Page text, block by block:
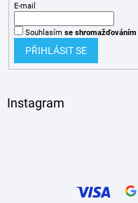
E-mail
Souhlasím se shromažďováním
PŘIHLÁSIT SE
Instagram